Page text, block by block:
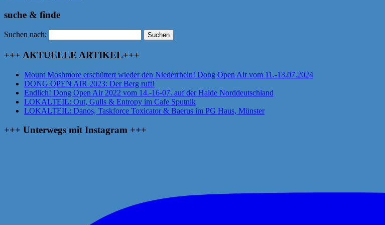
suche & finde
Suchen nach:
+++ AKTUELLE ARTIKEL+++
Mount Moshmore erschüttert wieder den Niederrhein! Dong Open Air vom 11.-13.07.2024
DONG OPEN AIR 2023: Der Berg ruft!
Endlich! Dong Open Air 2022 vom 14.-16-07. auf der Halde Norddeutschland
LOKALTEIL: Out, Gulls & Entropy im Cafe Sputnik
LOKALTEIL: Danos, Taskforce Toxicator & Baerus im PG Haus, Münster
+++ Unterwegs mit Instagram +++